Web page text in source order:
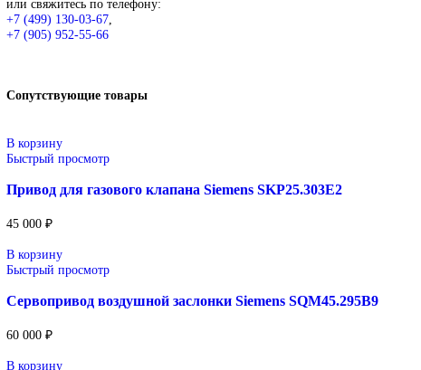
В корзину
Описание
Siemens
линий, инженерной инфраструктуры и промышленных
Широкий ассортимент: контроллеры SIMATIC, панели
Применение: машиностроение, металлообработка,
Поставка под заказ: подбор по серии, артикулу и
Уточнение цены и сроков поставки:
Для получения актуальной цены и информации о сроках